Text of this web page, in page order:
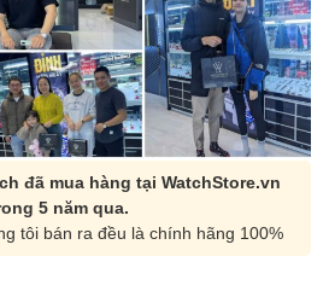
đã mua hàng tại WatchStore.vn
5 năm qua.
tôi bán ra đều là chính hãng 100%
Casio Nam MTS-